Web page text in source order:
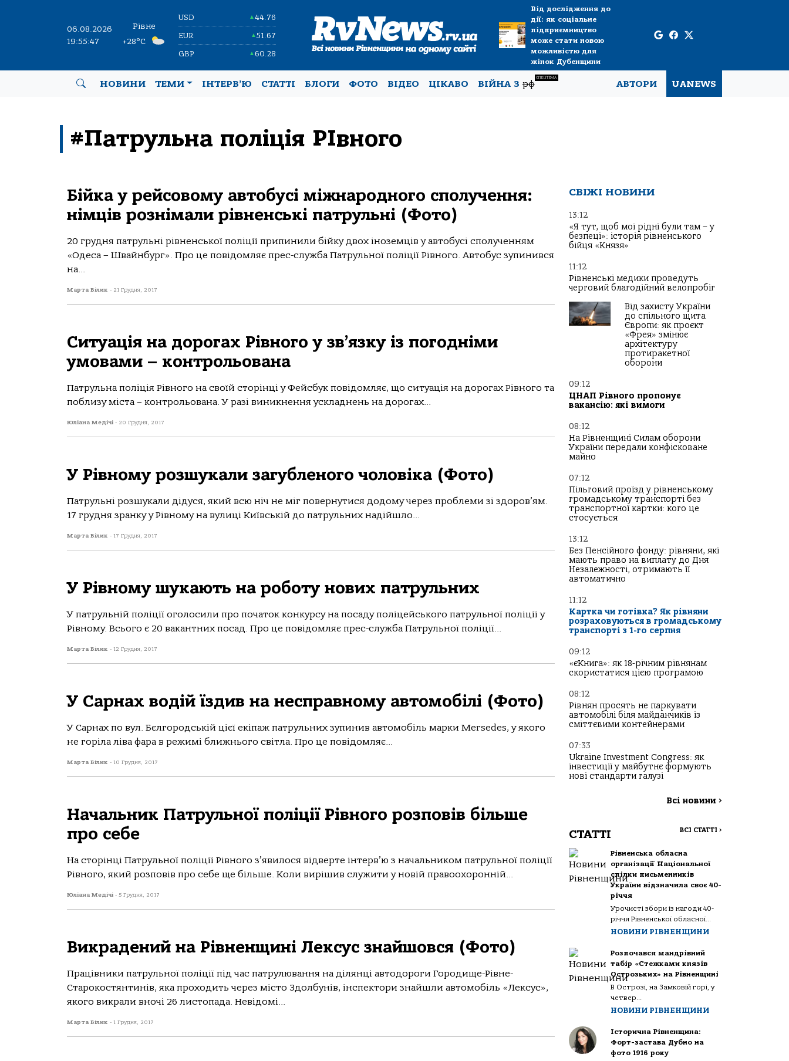
06.08.2026
19:55:47
Рівне
+28°C
USD ▲44.76
EUR ▲51.67
GBP ▲60.28
Від дослідження до
дії: як соціальне
підприємництво
може стати новою
можливістю для
жінок Дубенщини
НОВИНИ ТЕМИ ІНТЕРВ’Ю СТАТТІ БЛОГИ ФОТО ВІДЕО ЦІКАВО ВІЙНА Зрф
СПЕЦТЕМА
АВТОРИ UANEWS
#Патрульна поліція РІвного
Бійка у рейсовому автобусі міжнародного сполучення:
німців рознімали рівненські патрульні (Фото)
20 грудня патрульні рівненської поліції припинили бійку двох іноземців у автобусі сполученням
«Одеса – Швайнбург». Про це повідомляє прес-служба Патрульної поліції Рівного. Автобус зупинився
на...
Марта Білик - 21 Грудня, 2017
Ситуація на дорогах Рівного у зв’язку із погодніми
умовами – контрольована
Патрульна поліція Рівного на своїй сторінці у Фейсбук повідомляє, що ситуація на дорогах Рівного та
поблизу міста – контрольована. У разі виникнення ускладнень на дорогах...
Юліана Медічі - 20 Грудня, 2017
У Рівному розшукали загубленого чоловіка (Фото)
Патрульні розшукали дідуся, який всю ніч не міг повернутися додому через проблеми зі здоров’ям.
17 грудня зранку у Рівному на вулиці Київській до патрульних надійшло...
Марта Білик - 17 Грудня, 2017
У Рівному шукають на роботу нових патрульних
У патрульній поліції оголосили про початок конкурсу на посаду поліцейського патрульної поліції у
Рівному. Всього є 20 вакантних посад. Про це повідомляє прес-служба Патрульної поліції...
Марта Білик - 12 Грудня, 2017
У Сарнах водій їздив на несправному автомобілі (Фото)
У Сарнах по вул. Бєлгородській цієї екіпаж патрульних зупинив автомобіль марки Mersedes, у якого
не горіла ліва фара в режимі ближнього світла. Про це повідомляє...
Марта Білик - 10 Грудня, 2017
Начальник Патрульної поліції Рівного розповів більше
про себе
На сторінці Патрульної поліції Рівного з’явилося відверте інтерв’ю з начальником патрульної поліції
Рівного, який розповів про себе ще більше. Коли вирішив служити у новій правоохоронній...
Юліана Медічі - 5 Грудня, 2017
Викрадений на Рівненщині Лексус знайшовся (Фото)
Працівники патрульної поліції під час патрулювання на ділянці автодороги Городище-Рівне-
Старокостянтинів, яка проходить через місто Здолбунів, інспектори знайшли автомобіль «Лексус»,
якого викрали вночі 26 листопада. Невідомі...
Марта Білик - 1 Грудня, 2017
СВІЖІ НОВИНИ
13:12
«Я тут, щоб мої рідні були там – у
безпеці»: історія рівненського
бійця «Князя»
11:12
Рівненські медики проведуть
черговий благодійний велопробіг
Від захисту України
до спільного щита
Європи: як проєкт
«Фрея» змінює
архітектуру
протиракетної
оборони
09:12
ЦНАП Рівного пропонує
вакансію: які вимоги
08:12
На Рівненщині Силам оборони
України передали конфісковане
майно
07:12
Пільговий проїзд у рівненському
громадському транспорті без
транспортної картки: кого це
стосується
13:12
Без Пенсійного фонду: рівняни, які
мають право на виплату до Дня
Незалежності, отримають її
автоматично
11:12
Картка чи готівка? Як рівняни
розраховуються в громадському
транспорті з 1-го серпня
09:12
«єКнига»: як 18-річним рівнянам
скористатися цією програмою
08:12
Рівнян просять не паркувати
автомобілі біля майданчиків із
сміттєвими контейнерами
07:33
Ukraine Investment Congress: як
інвестиції у майбутнє формують
нові стандарти галузі
Всі новини >
СТАТТІ ВСІ СТАТТІ >
Рівненська обласна
організації Національної
спілки письменників
України відзначила своє 40-
річчя
Урочисті збори із нагоди 40-
річчя Рівненської обласної...
НОВИНИ РІВНЕНЩИНИ
Розпочався мандрівний
табір «Стежками князів
Острозьких» на Рівненщині
В Острозі, на Замковій горі, у
четвер...
НОВИНИ РІВНЕНЩИНИ
Історична Рівненщина:
Форт-застава Дубно на
фото 1916 року